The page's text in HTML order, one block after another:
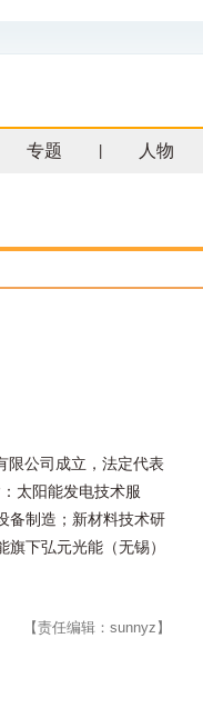
专题 人物
限公司成立，法定代表
太阳能发电技术服
备制造；新材料技术研
下弘元光能（无锡）
【责任编辑：sunnyz】